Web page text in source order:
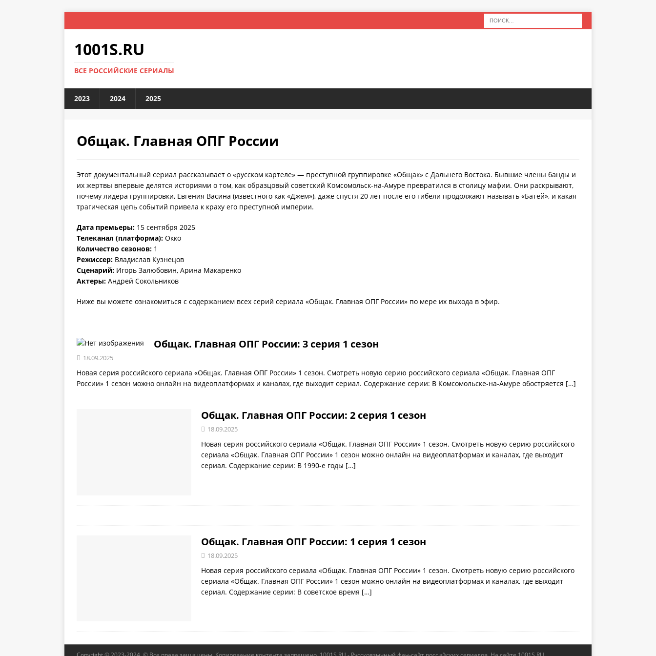
1001S.RU
ВСЕ РОССИЙСКИЕ СЕРИАЛЫ
2023 2024 2025
Общак. Главная ОПГ России
Этот документальный сериал рассказывает о «русском картеле» — преступной группировке «Общак» с Дальнего Востока. Бывшие члены банды и
их жертвы впервые делятся историями о том, как образцовый советский Комсомольск-на-Амуре превратился в столицу мафии. Они раскрывают,
почему лидера группировки, Евгения Васина (известного как «Джем»), даже спустя 20 лет после его гибели продолжают называть «Батей», и какая
трагическая цепь событий привела к краху его преступной империи.
Дата премьеры: 15 сентября 2025
Телеканал (платформа): Окко
Количество сезонов: 1
Режиссер: Владислав Кузнецов
Сценарий: Игорь Залюбовин, Арина Макаренко
Актеры: Андрей Сокольников
Ниже вы можете ознакомиться с содержанием всех серий сериала «Общак. Главная ОПГ России» по мере их выхода в эфир.
Общак. Главная ОПГ России: 3 серия 1 сезон
18.09.2025
Новая серия российского сериала «Общак. Главная ОПГ России» 1 сезон. Смотреть новую серию российского сериала «Общак. Главная ОПГ
России» 1 сезон можно онлайн на видеоплатформах и каналах, где выходит сериал. Содержание серии: В Комсомольске-на-Амуре обостряется […]
Общак. Главная ОПГ России: 2 серия 1 сезон
18.09.2025
Новая серия российского сериала «Общак. Главная ОПГ России» 1 сезон. Смотреть новую серию российского
сериала «Общак. Главная ОПГ России» 1 сезон можно онлайн на видеоплатформах и каналах, где выходит
сериал. Содержание серии: В 1990-е годы […]
Общак. Главная ОПГ России: 1 серия 1 сезон
18.09.2025
Новая серия российского сериала «Общак. Главная ОПГ России» 1 сезон. Смотреть новую серию российского
сериала «Общак. Главная ОПГ России» 1 сезон можно онлайн на видеоплатформах и каналах, где выходит
сериал. Содержание серии: В советское время […]